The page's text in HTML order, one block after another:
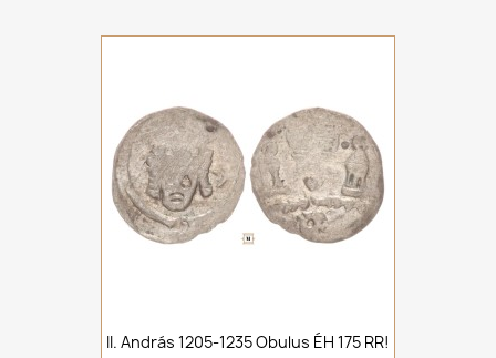
II. András 1205-1235 Obulus ÉH 175 RR!